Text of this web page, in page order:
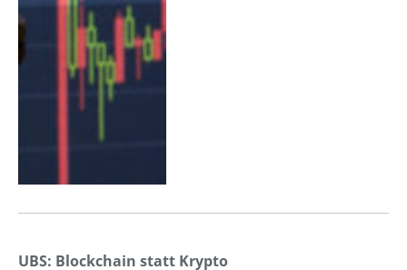
UBS: Blockchain statt Krypto